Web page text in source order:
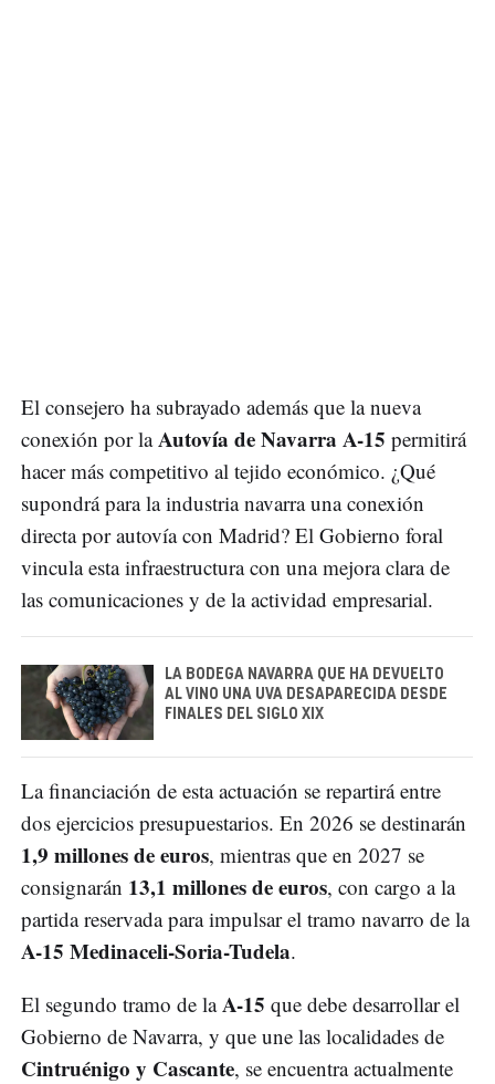
El consejero ha subrayado además que la nueva
conexión por laAutovía de Navarra A-15 permitirá
hacer más competitivo al tejido económico. ¿Qué
supondrá para la industria navarra una conexión
directa por autovía con Madrid? El Gobierno foral
vincula esta infraestructura con una mejora clara de
las comunicaciones y de la actividad empresarial.
LA BODEGA NAVARRA QUE HA DEVUELTO
AL VINO UNA UVA DESAPARECIDA DESDE
FINALES DEL SIGLO XIX
La financiación de esta actuación se repartirá entre
dos ejercicios presupuestarios. En 2026 se destinarán
1,9 millones de euros, mientras que en 2027 se
consignarán 13,1 millones de euros, con cargo a la
partida reservada para impulsar el tramo navarro de la
A-15 Medinaceli-Soria-Tudela.
El segundo tramo de laA-15 que debe desarrollar el
Gobierno de Navarra, y que une las localidades de
Cintruénigo y Cascante, se encuentra actualmente